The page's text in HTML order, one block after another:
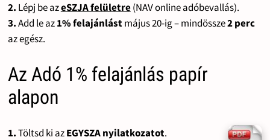
2. Lépj be azeSZJA felületre(NAV online adóbevallás).
3.Add le az1% felajánlástmájus 20-ig – mindössze2 perc
az egész.
Az Adó 1% felajánlás papír
alapon
1.Töltsd ki azEGYSZA nyilatkozatot.